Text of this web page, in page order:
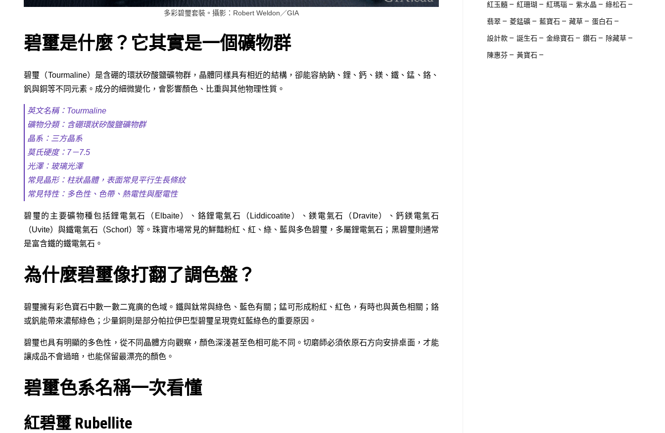
多彩碧璽套裝。攝影：Robert Weldon／GIA
碧璽是什麼？它其實是一個礦物群
碧璽（Tourmaline）是含硼的環狀矽酸鹽礦物群，晶體同樣具有相近的結構，卻能容納鈉、鋰、鈣、鎂、鐵、錳、鉻、
釩與銅等不同元素。成分的細微變化，會影響顏色、比重與其他物理性質。
英文名稱：Tourmaline
礦物分類：含硼環狀矽酸鹽礦物群
晶系：三方晶系
莫氏硬度：7－7.5
光澤：玻璃光澤
常見晶形：柱狀晶體，表面常見平行生長條紋
常見特性：多色性、色帶、熱電性與壓電性
碧璽的主要礦物種包括鋰電氣石（Elbaite）、鉻鋰電氣石（Liddicoatite）、鎂電氣石（Dravite）、鈣鎂電氣石
（Uvite）與鐵電氣石（Schorl）等。珠寶市場常見的鮮豔粉紅、紅、綠、藍與多色碧璽，多屬鋰電氣石；黑碧璽則通常
是富含鐵的鐵電氣石。
為什麼碧璽像打翻了調色盤？
碧璽擁有彩色寶石中數一數二寬廣的色域。鐵與鈦常與綠色、藍色有關；錳可形成粉紅、紅色，有時也與黃色相關；鉻
或釩能帶來濃郁綠色；少量銅則是部分帕拉伊巴型碧璽呈現霓虹藍綠色的重要原因。
碧璽也具有明顯的多色性，從不同晶體方向觀察，顏色深淺甚至色相可能不同。切磨師必須依原石方向安排桌面，才能
讓成品不會過暗，也能保留最漂亮的顏色。
碧璽色系名稱一次看懂
紅碧璽 Rubellite
紅玉髓 紅珊瑚 紅瑪瑙 紫水晶 綠松石
翡翠 菱錳礦 藍寶石 藏草 蛋白石
設計款 誕生石 金綠寶石 鑽石 除藏草
陳惠芬 黃寶石